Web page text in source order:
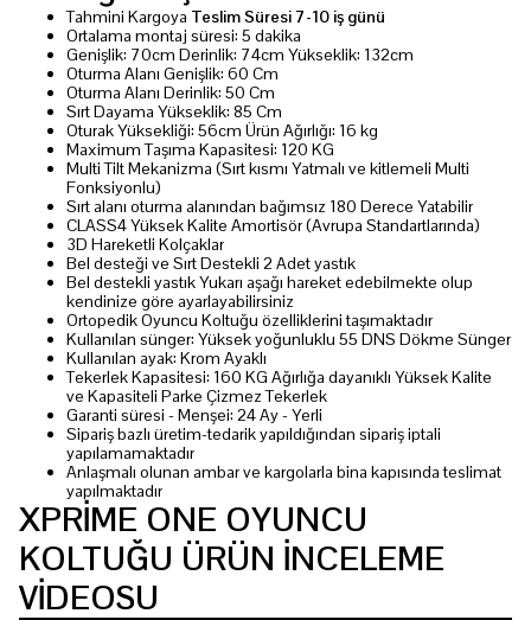
Tahmini Kargoya Teslim Süresi 7-10 iş günü
Ortalama montaj süresi: 5 dakika
Genişlik: 70cm Derinlik: 74cm Yükseklik: 132cm
Oturma Alanı Genişlik: 60 Cm
Oturma Alanı Derinlik: 50 Cm
Sırt Dayama Yükseklik: 85 Cm
Oturak Yüksekliği: 56cm Ürün Ağırlığı: 16 kg
Maximum Taşıma Kapasitesi: 120 KG
Multi Tilt Mekanizma (Sırt kısmı Yatmalı ve kitlemeli Multi
Fonksiyonlu)
Sırt alanı oturma alanından bağımsız 180 Derece Yatabilir
CLASS4 Yüksek Kalite Amortisör (Avrupa Standartlarında)
3D Hareketli Kolçaklar
Bel desteği ve Sırt Destekli 2 Adet yastık
Bel destekli yastık Yukarı aşağı hareket edebilmekte olup
kendinize göre ayarlayabilirsiniz
Ortopedik Oyuncu Koltuğu özelliklerini taşımaktadır
Kullanılan sünger: Yüksek yoğunluklu 55 DNS Dökme Sünger
Kullanılan ayak: Krom Ayaklı
Tekerlek Kapasitesi: 160 KG Ağırlığa dayanıklı Yüksek Kalite
ve Kapasiteli Parke Çizmez Tekerlek
Garanti süresi - Menşei: 24 Ay - Yerli
Sipariş bazlı üretim-tedarik yapıldığından sipariş iptali
yapılamamaktadır
Anlaşmalı olunan ambar ve kargolarla bina kapısında teslimat
yapılmaktadır
XPRİME ONE OYUNCU
KOLTUĞU ÜRÜN İNCELEME
VİDEOSU